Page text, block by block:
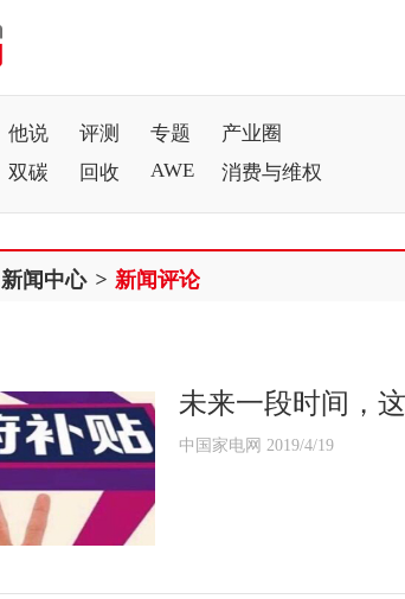
他说 评测 专题
产业圈
双碳 回收 AWE 消费与维权
新闻中心 > 新闻评论
未来一段时间，
中国家电网 2019/4/19